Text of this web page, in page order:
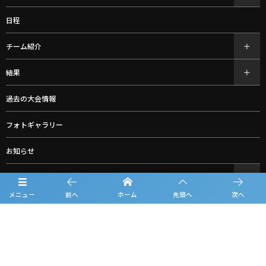
メニュー 前へ ホーム 先頭へ 次へ
日程
チーム紹介
結果
過去の大会情報
フォトギャラリー
お知らせ
ルーキーリーグ一覧
スポンサー一覧